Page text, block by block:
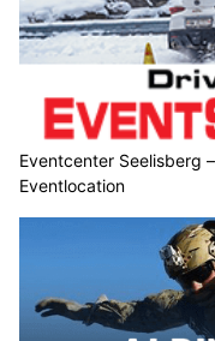
Eventcenter Seelisberg
Eventlocation